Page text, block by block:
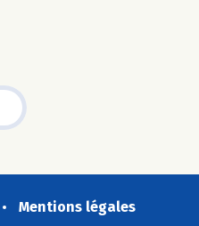
Mentions légales